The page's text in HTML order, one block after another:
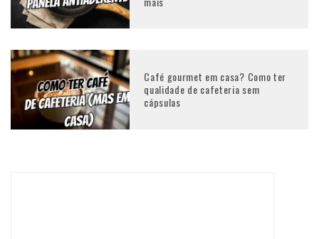
Café gourmet em casa? Como ter
qualidade de cafeteria sem
cápsulas